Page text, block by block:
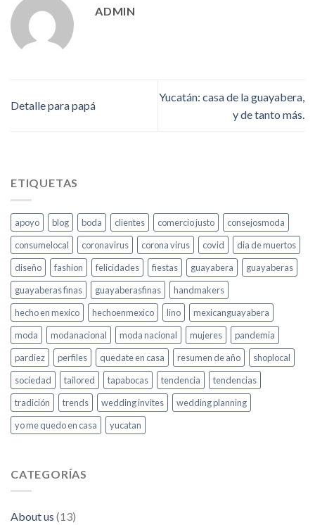
ADMIN
Detalle para papá
Yucatán: casa de la guayabera,
y de tanto más.
ETIQUETAS
apoyo blog boda clientes comercio justo
consejosmoda
consumelocal
coronavirus corona virus covid
dia de muertos
diseño
fashion felicidades fiestas guayabera
guayaberas
guayaberas finas
guayaberasfinas
handmakers
hecho en mexico
hechoenmexico lino
mexicanguayabera
moda
modanacional moda nacional mujeres
pandemia
pardiez
perfiles quedate en casa resumen de año
shoplocal
sociedad
tailored tapabocas tendencia
tendencias
tradición
trends wedding invites
wedding planning
yo me quedo en casa
yucatan
CATEGORÍAS
About us (13)